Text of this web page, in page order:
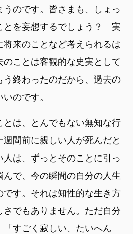
のです。皆さまも、しょっ
とを妄想するでしょう？ 実
将来のことなど考えられるは
ことは客観的な史実として
終わったのだから、過去の
のです。
は、とんでもない無知な行
間前に親しい人が死んだと
は、ずっとそのことに引っ
で、今の瞬間の自分の人生
です。それは知性的な生き方
でもありません。ただ自分
すごく寂しい、たいへん